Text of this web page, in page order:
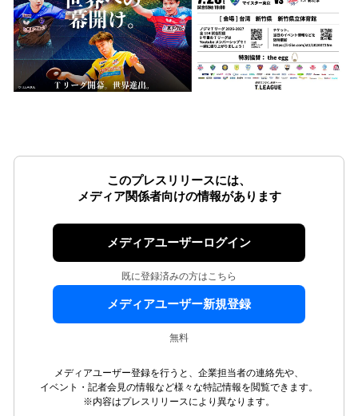
このプレスリリースには、
メディア関係者向けの情報があります
メディアユーザーログイン
既に登録済みの方はこちら
メディアユーザー新規登録
無料
メディアユーザー登録を行うと、企業担当者の連絡先や、
イベント・記者会見の情報など様々な特記情報を閲覧できます。
※内容はプレスリリースにより異なります。